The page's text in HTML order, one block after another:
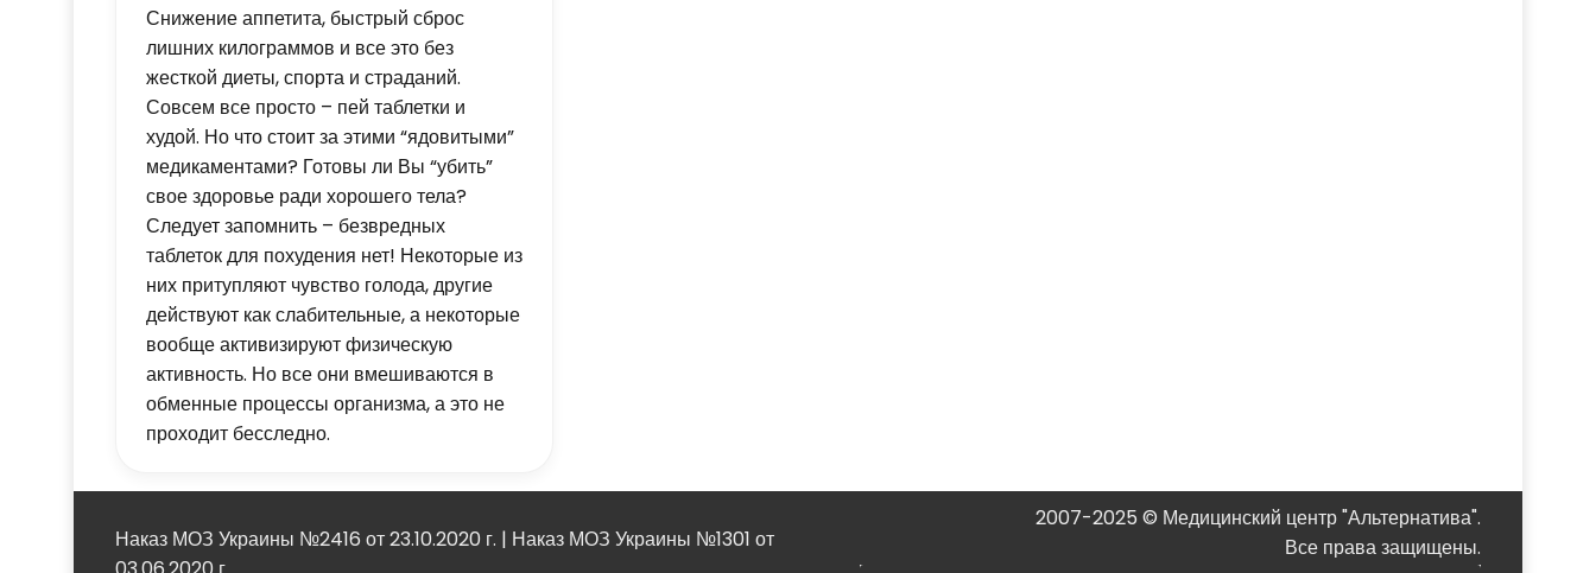
Снижение аппетита, быстрый сброс
лишних килограммов и все это без
жесткой диеты, спорта и страданий.
Совсем все просто – пей таблетки и
худой. Но что стоит за этими “ядовитыми”
медикаментами? Готовы ли Вы “убить”
свое здоровье ради хорошего тела?
Следует запомнить – безвредных
таблеток для похудения нет! Некоторые из
них притупляют чувство голода, другие
действуют как слабительные, а некоторые
вообще активизируют физическую
активность. Но все они вмешиваются в
обменные процессы организма, а это не
проходит бесследно.
Наказ МОЗ Украины №2416 от 23.10.2020 г. | Наказ МОЗ Украины №1301 от
2007-2025 © Медицинский центр "Альтернатива".
Все права защищены.